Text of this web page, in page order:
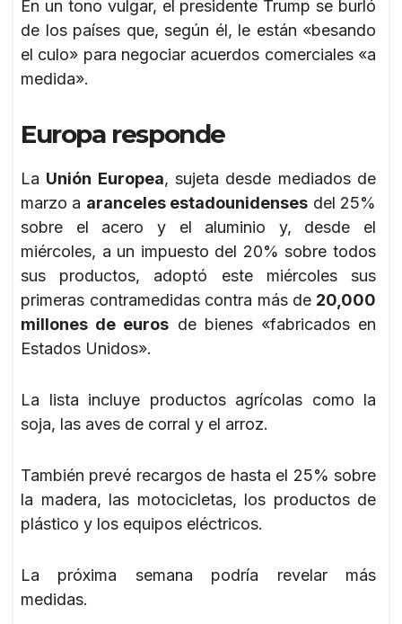
En un tono vulgar, el presidente Trump se burló
de los países que, según él, le están «besando
el culo» para negociar acuerdos comerciales «a
medida».
Europa responde
La Unión Europea, sujeta desde mediados de
marzo a aranceles estadounidenses del 25%
sobre el acero y el aluminio y, desde el
miércoles, a un impuesto del 20% sobre todos
sus productos, adoptó este miércoles sus
primeras contramedidas contra más de 20,000
millones de euros de bienes «fabricados en
Estados Unidos».
La lista incluye productos agrícolas como la
soja, las aves de corral y el arroz.
También prevé recargos de hasta el 25% sobre
la madera, las motocicletas, los productos de
plástico y los equipos eléctricos.
La próxima semana podría revelar más
medidas.